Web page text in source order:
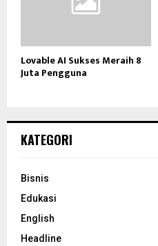
Lovable AI Sukses Meraih 8
Juta Pengguna
KATEGORI
Bisnis
Edukasi
English
Headline